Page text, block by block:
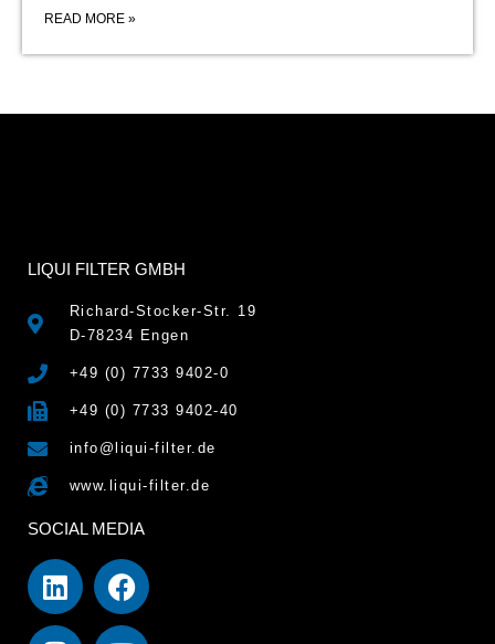
READ MORE »
LIQUI FILTER GMBH
Richard-Stocker-Str. 19
D-78234 Engen
+49 (0) 7733 9402-0
+49 (0) 7733 9402-40
info@liqui-filter.de
www.liqui-filter.de
SOCIAL MEDIA